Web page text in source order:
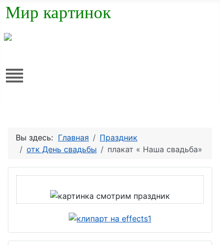
Мир картинок
Вы здесь: Главная
Праздник
отк День свадьбы
плакат « Наша свадьба»